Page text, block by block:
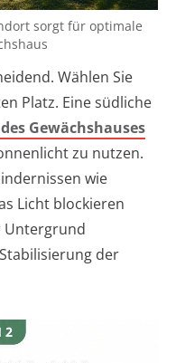
sorgt für optimale
Wählen Sie
Platz. Eine südliche
Gewächshauses
zu nutzen.
wie
Licht blockieren
Untergrund
der